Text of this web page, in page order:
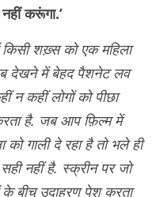
करूंगा.’
शख़्स को एक महिला
देखने में बेहद पैशनेट लव
न कहीं लोगों को पीछा
है. जब आप फ़िल्म में
को गाली दे रहा है तो भले ही
नहीं है. स्क्रीन पर जो
बीच उदाहरण पेश करता